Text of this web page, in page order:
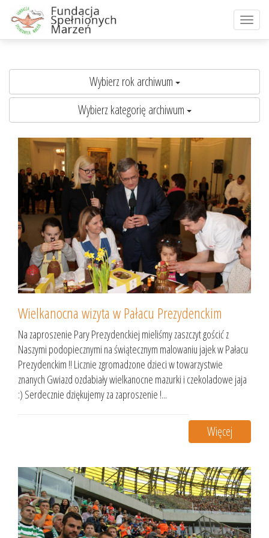
Toggle
Wybierz rok archiwum
Wybierz kategorię archiwum
Wielkanocna wizyta w Pałacu Prezydenckim
Na zaproszenie Pary Prezydenckiej mieliśmy zaszczyt gościć z
Naszymi podopiecznymi na świątecznym malowaniu jajek w Pałacu
Prezydenckim !! Licznie zgromadzone dzieci w towarzystwie
znanych Gwiazd ozdabiały wielkanocne mazurki i czekoladowe jaja
:) Serdecznie dziękujemy za zaproszenie !...
Więcej